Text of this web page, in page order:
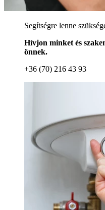
Segítségre lenne
Hívjon minket és
önnek.
+36 (70) 216 43 93